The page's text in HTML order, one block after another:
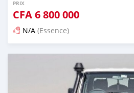
PRIX
CFA6 800 000
N/A (Essence)
Publié il y a 5 mois